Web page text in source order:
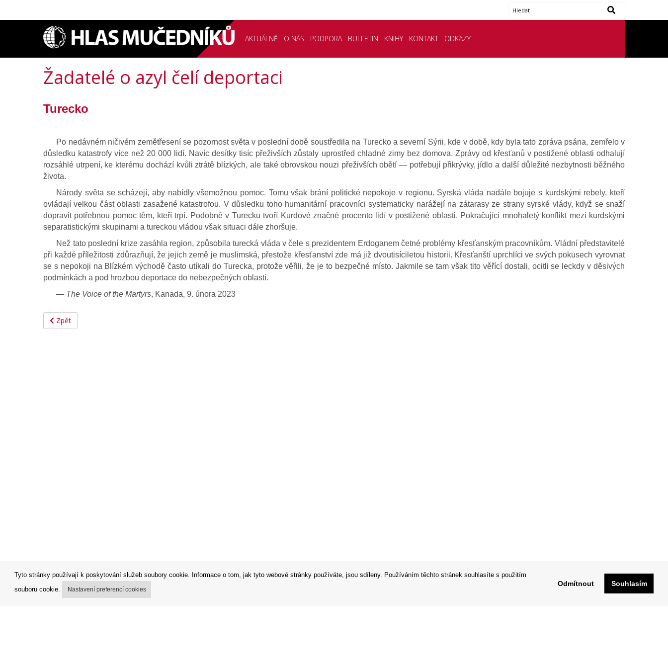
Tyto stránky používají k poskytování služeb soubory cookie. Informace o tom, jak tyto webové stránky používáte, jsou sdíleny. Používáním těchto stránek souhlasíte s použitím
souboru cookie.
Nastavení preferencí cookies
Odmítnout Souhlasím
AKTUÁLNĚ O NÁS PODPORA BULLETIN KNIHY KONTAKT ODKAZY
Žadatelé o azyl čelí deportaci
Turecko
Po nedávném ničivém zemětřesení se pozornost světa v poslední době soustředila na Turecko a severní Sýrii, kde v době, kdy byla tato zpráva psána, zemřelo v
důsledku katastrofy více než 20 000 lidí. Navíc desítky tisíc přeživších zůstaly uprostřed chladné zimy bez domova. Zprávy od křesťanů v postižené oblasti odhalují
rozsáhlé utrpení, ke kterému dochází kvůli ztrátě blízkých, ale také obrovskou nouzi přeživších obětí ― potřebují přikrývky, jídlo a další důležité nezbytnosti běžného
života.
Národy světa se scházejí, aby nabídly všemožnou pomoc. Tomu však brání politické nepokoje v regionu. Syrská vláda nadále bojuje s kurdskými rebely, kteří
ovládají velkou část oblasti zasažené katastrofou. V důsledku toho humanitární pracovníci systematicky narážejí na zátarasy ze strany syrské vlády, když se snaží
dopravit potřebnou pomoc těm, kteří trpí. Podobně v Turecku tvoří Kurdové značné procento lidí v postižené oblasti. Pokračující mnohaletý konflikt mezi kurdskými
separatistickými skupinami a tureckou vládou však situaci dále zhoršuje.
Než tato poslední krize zasáhla region, způsobila turecká vláda v čele s prezidentem Erdoganem četné problémy křesťanským pracovníkům. Vládní představitelé
při každé příležitosti zdůrazňují, že jejich země je muslimská, přestože křesťanství zde má již dvoutisíciletou historii. Křesťanští uprchlíci ve svých pokusech vyrovnat
se s nepokoji na Blízkém východě často utíkali do Turecka, protože věřili, že je to bezpečné místo. Jakmile se tam však tito věřící dostali, ocitli se leckdy v děsivých
podmínkách a pod hrozbou deportace do nebezpečných oblastí.
― The Voice of the Martyrs, Kanada, 9. února 2023
Zpět